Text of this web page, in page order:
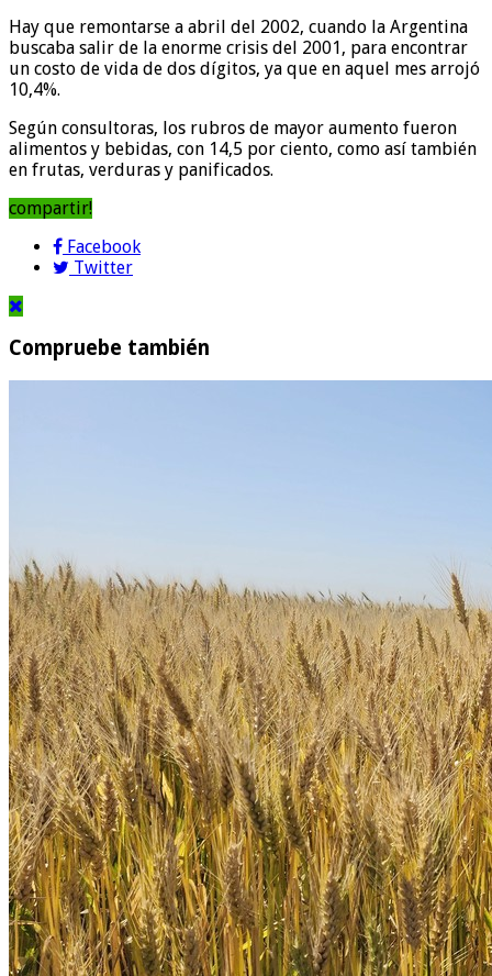
Hay que remontarse a abril del 2002, cuando la Argentina
buscaba salir de la enorme crisis del 2001, para encontrar
un costo de vida de dos dígitos, ya que en aquel mes arrojó
10,4%.
Según consultoras, los rubros de mayor aumento fueron
alimentos y bebidas, con 14,5 por ciento, como así también
en frutas, verduras y panificados.
compartir!
Facebook
Twitter
Compruebe también